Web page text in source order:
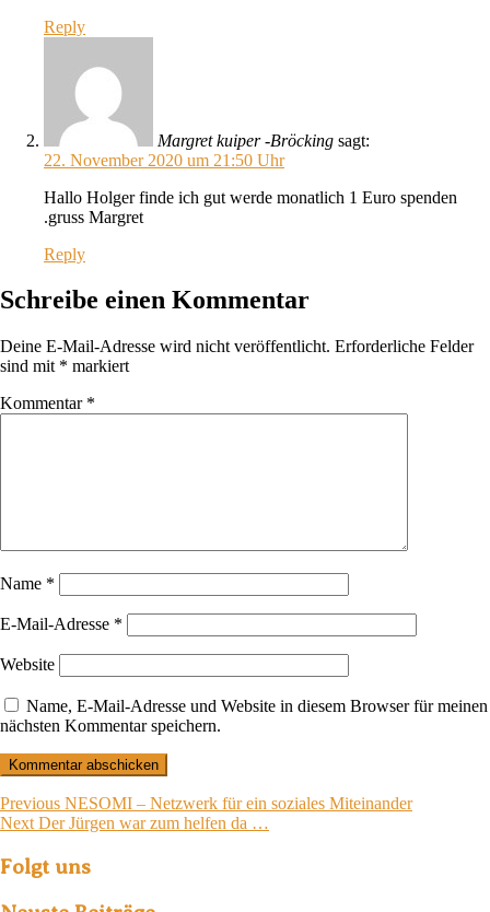
Reply
Margret kuiper -Bröcking sagt:
22. November 2020 um 21:50 Uhr
Hallo Holger finde ich gut werde monatlich 1 Euro spenden
.gruss Margret
Reply
Schreibe einen Kommentar
Deine E-Mail-Adresse wird nicht veröffentlicht. Erforderliche Felder
sind mit * markiert
Kommentar *
Name *
E-Mail-Adresse *
Website
Name, E-Mail-Adresse und Website in diesem Browser für meinen
nächsten Kommentar speichern.
Beitragsnavigation
Previous Previous
post:
NESOMI – Netzwerk für ein soziales Miteinander
Next Next
Der Jürgen war zum helfen da …
Folgt uns